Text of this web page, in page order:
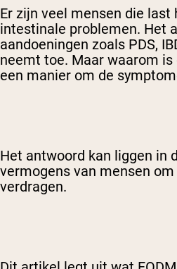
Er zijn veel mensen die last
intestinale problemen. Het
aandoeningen zoals PDS,
neemt toe. Maar waarom
een manier om de
Het antwoord kan liggen in
vermogens van mensen om
verdragen.